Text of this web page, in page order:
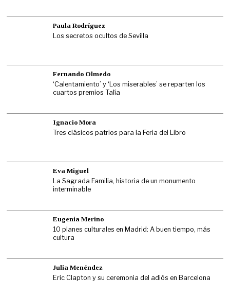
Paula Rodríguez
Los secretos ocultos de Sevilla
Fernando Olmedo
‘Calentamiento’ y ‘Los miserables’ se reparten los
cuartos premios Talía
Ignacio Mora
Tres clásicos patrios para la Feria del Libro
Eva Miguel
La Sagrada Familia, historia de un monumento
interminable
Eugenia Merino
10 planes culturales en Madrid: A buen tiempo, más
cultura
Julia Menéndez
Eric Clapton y su ceremonia del adiós en Barcelona